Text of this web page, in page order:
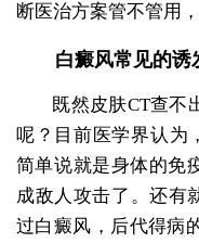
断医治方案管不管用
白癜风常见的诱
既然皮肤CT查不
呢？目前医学界认为，
简单说就是身体的免
成敌人攻击了。还有
过白癜风，后代得病